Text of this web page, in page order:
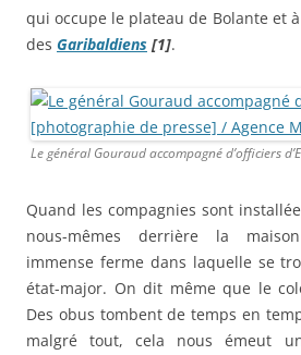
qui occupe le plateau de Bolante et
des Garibaldiens [1].
Le général Gouraud accompagné d’officiers
Quand les compagnies sont
nous-mêmes derrière la
immense ferme dans laquelle se
état-major. On dit même que le
Des obus tombent de temps en
malgré tout, cela nous émeut